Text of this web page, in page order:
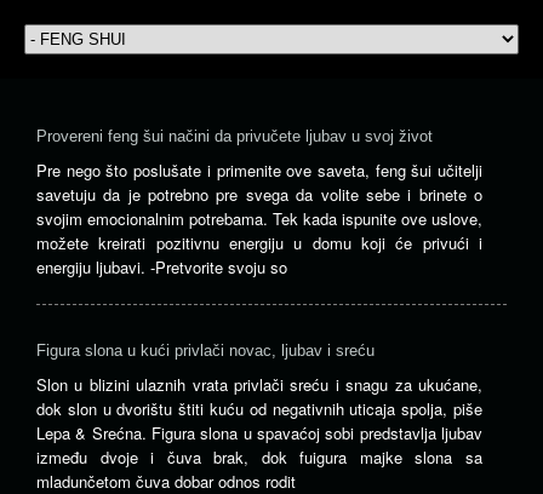
Provereni feng šui načini da privučete ljubav u svoj život
Pre nego što poslušate i primenite ove saveta, feng šui učitelji
savetuju da je potrebno pre svega da volite sebe i brinete o
svojim emocionalnim potrebama. Tek kada ispunite ove uslove,
možete kreirati pozitivnu energiju u domu koji će privući i
energiju ljubavi. -Pretvorite svoju so
Figura slona u kući privlači novac, ljubav i sreću
Slon u blizini ulaznih vrata privlači sreću i snagu za ukućane,
dok slon u dvorištu štiti kuću od negativnih uticaja spolja, piše
Lepa & Srećna. Figura slona u spavaćoj sobi predstavlja ljubav
između dvoje i čuva brak, dok fuigura majke slona sa
mladunčetom čuva dobar odnos rodit